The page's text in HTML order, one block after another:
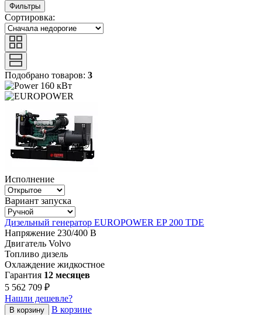
Фильтры
Сортировка:
Подобрано товаров: 3
160 кВт
Исполнение
Вариант запуска
Дизельный генератор EUROPOWER EP 200 TDE
Напряжение 230/400 В
Двигатель Volvo
Топливо дизель
Охлаждение жидкостное
Гарантия 12 месяцев
5 562 709 ₽
Нашли дешевле?
В корзину В корзине